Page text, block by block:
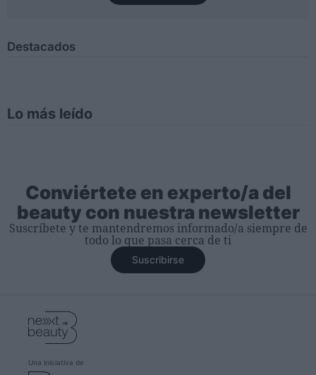
Destacados
Lo más leído
Conviértete en experto/a del
beauty con nuestra newsletter
Suscríbete y te mantendremos informado/a siempre de
todo lo que pasa cerca de ti
Suscribirse
Una iniciativa de